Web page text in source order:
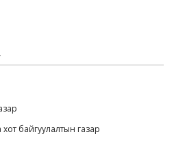
байгуулалтын газар